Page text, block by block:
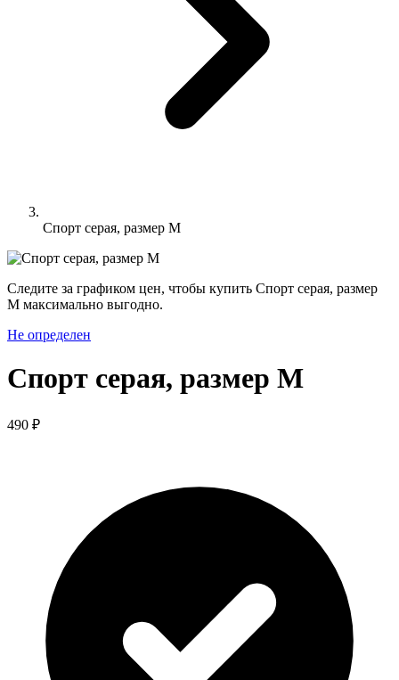
Спорт серая, размер M
Следите за графиком цен, чтобы купить Спорт серая, размер
M максимально выгодно.
Не определен
Спорт серая, размер M
490 ₽